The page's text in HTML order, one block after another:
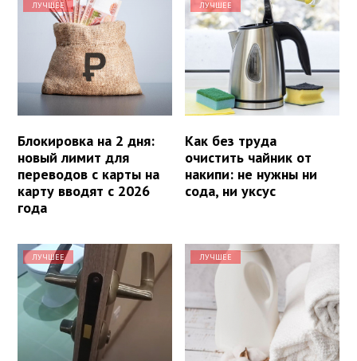
ЛУЧШЕЕ
Блокировка на 2 дня:
новый лимит для
переводов с карты на
карту вводят с 2026
года
ЛУЧШЕЕ
Как без труда
очистить чайник от
накипи: не нужны ни
сода, ни уксус
ЛУЧШЕЕ ЛУЧШЕЕ